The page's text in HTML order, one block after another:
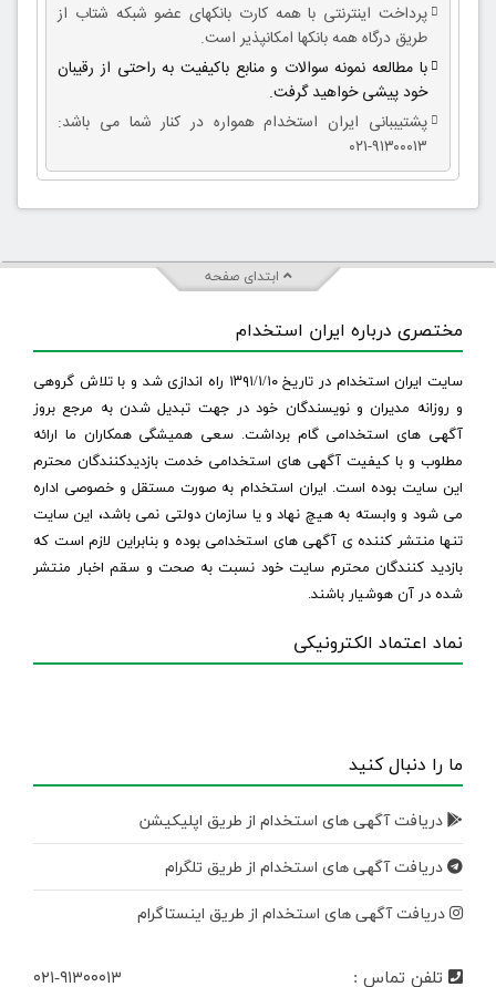
پرداخت اینترنتی با همه کارت بانکهای عضو شبکه شتاب از
طریق درگاه همه بانکها امکانپذیر است.
با مطالعه نمونه سوالات و منابع باکیفیت به راحتی از رقیبان
خود پیشی خواهید گرفت.
پشتیببانی ایران استخدام همواره در کنار شما می باشد:
۹۱۳۰۰۰۱۳-۰۲۱
ابتدای صفحه
مختصری درباره ایران استخدام
سایت ایران استخدام در تاریخ ۱۳۹۱/۱/۱۰ راه اندازی شد و با تلاش گروهی
و روزانه مدیران و نویسندگان خود در جهت تبدیل شدن به مرجع بروز
آگهی های استخدامی گام برداشت. سعی همیشگی همکاران ما ارائه
مطلوب و با کیفیت آگهی های استخدامی خدمت بازدیدکنندگان محترم
این سایت بوده است. ایران استخدام به صورت مستقل و خصوصی اداره
می شود و وابسته به هیچ نهاد و یا سازمان دولتی نمی باشد، این سایت
تنها منتشر کننده ی آگهی های استخدامی بوده و بنابراین لازم است که
بازدید کنندگان محترم سایت خود نسبت به صحت و سقم اخبار منتشر
شده در آن هوشیار باشند.
نماد اعتماد الکترونیکی
ما را دنبال کنید
دریافت آگهی های استخدام از طریق اپلیکیشن
دریافت آگهی های استخدام از طریق تلگرام
دریافت آگهی های استخدام از طریق اینستاگرام
تلفن تماس : ۰۲۱-۹۱۳۰۰۰۱۳